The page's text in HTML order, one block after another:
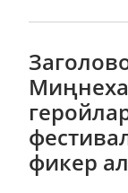
фикер